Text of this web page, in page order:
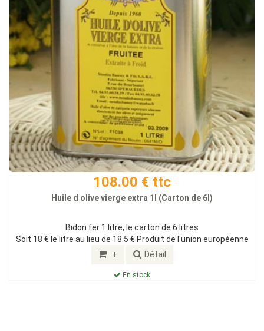
108.00 € ttc
Huile d olive vierge extra 1l (Carton de 6l)
Bidon fer 1 litre, le carton de 6 litres
Soit 18 € le litre au lieu de 18.5 € Produit de l'union européenne
+ Détail
En stock